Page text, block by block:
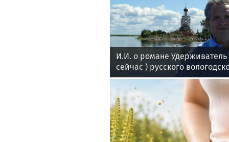
И.И. о романе
сейчас ) русского
поэта Андрея Малышева (
в 2016 г. )